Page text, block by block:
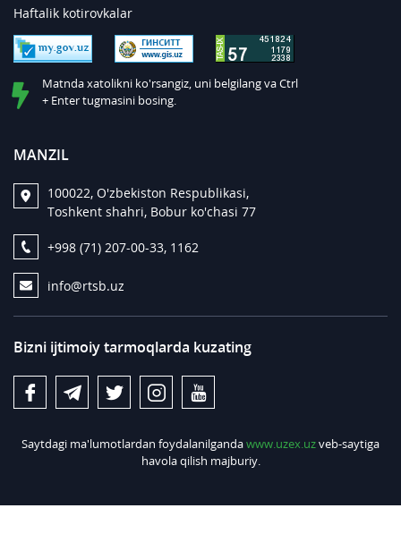
Haftalik kotirovkalar
Matnda xatolikni ko'rsangiz, uni belgilang va Ctrl
+ Enter tugmasini bosing.
MANZIL
100022, O'zbekiston Respublikasi,
Toshkent shahri, Bobur ko'chasi 77
+998 (71) 207-00-33, 1162
info@rtsb.uz
Bizni ijtimoiy tarmoqlarda kuzating
Saytdagi ma'lumotlardan foydalanilgandawww.uzex.uzveb-saytiga
havola qilish majburiy.